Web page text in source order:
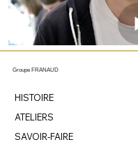
HISTOIRE
ATELIERS
SAVOIR-FAIRE
Groupe FRANAUD